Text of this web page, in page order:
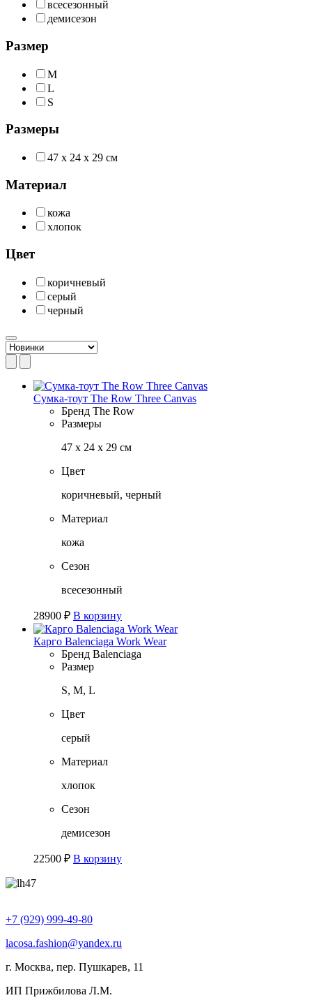
всесезонный
демисезон
Размер
M
L
S
Размеры
47 х 24 х 29 см
Материал
кожа
хлопок
Цвет
коричневый
серый
черный
Сумка-тоут The Row Three Canvas
Бренд The Row
Размеры
47 х 24 х 29 см
Цвет
коричневый, черный
Материал
кожа
Сезон
всесезонный
28900 ₽ В корзину
Карго Balenciaga Work Wear
Бренд Balenciaga
Размер
S, M, L
Цвет
серый
Материал
хлопок
Сезон
демисезон
22500 ₽ В корзину
+7 (929) 999-49-80
lacosa.fashion@yandex.ru
г. Москва, пер. Пушкарев, 11
ИП Прижбилова Л.М.